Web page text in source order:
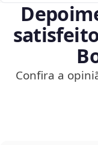
Confira a